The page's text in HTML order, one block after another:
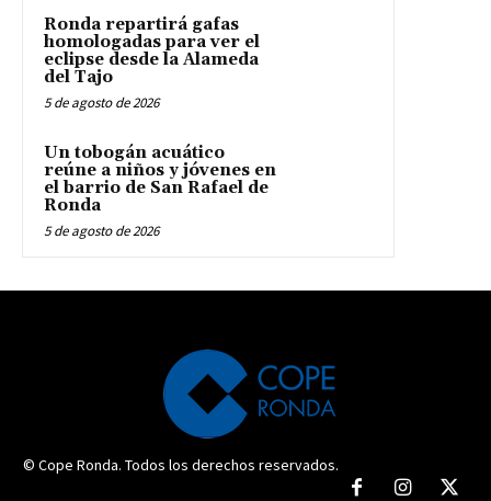
Ronda repartirá gafas
homologadas para ver el
eclipse desde la Alameda
del Tajo
5 de agosto de 2026
Un tobogán acuático
reúne a niños y jóvenes en
el barrio de San Rafael de
Ronda
5 de agosto de 2026
© Cope Ronda. Todos los derechos reservados.